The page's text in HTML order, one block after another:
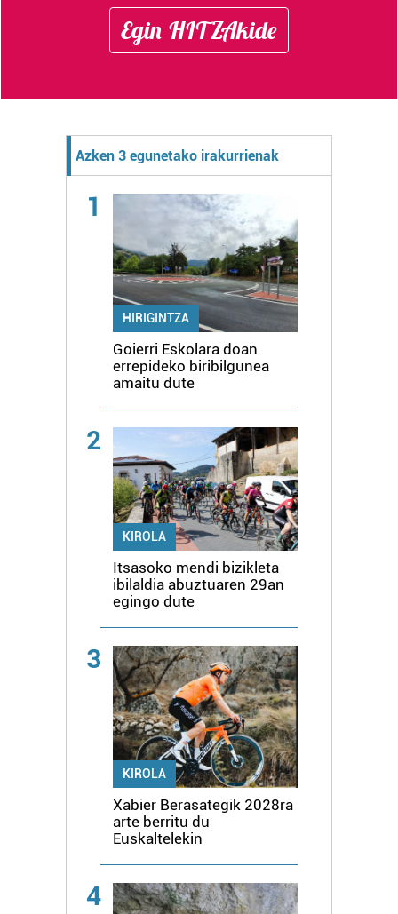
Egin HITZAkide
Azken 3 egunetako irakurrienak
1
HIRIGINTZA
Goierri Eskolara doan
errepideko biribilgunea
amaitu dute
2
KIROLA
Itsasoko mendi bizikleta
ibilaldia abuztuaren 29an
egingo dute
3
KIROLA
Xabier Berasategik 2028ra
arte berritu du
Euskaltelekin
4